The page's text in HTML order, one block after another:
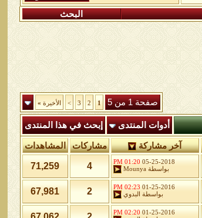
البحث
صفحة 1 من 5 1
2
3
> الأخيرة »
أدوات المنتدى إبحث في هذا المنتدى
آخر مشاركة مشاركات المشاهدات
05-25-2018
01:20 PM
بواسطة Mounya
4
71,259
01-25-2016
02:23 PM
بواسطة
البدوي 2
67,981
01-25-2016
02:20 PM